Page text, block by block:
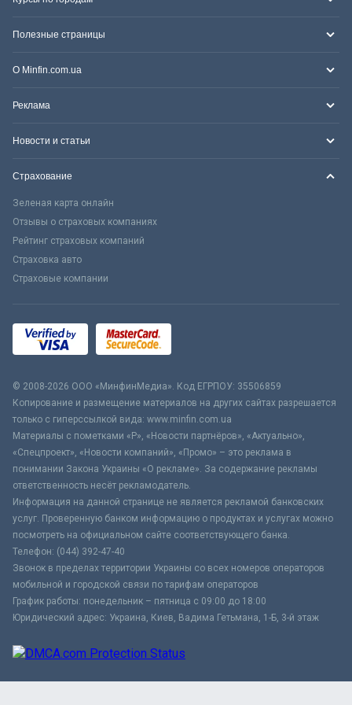
Полезные страницы
О Minfin.com.ua
Реклама
Новости и статьи
Страхование
Зеленая карта онлайн
Отзывы о страховых компаниях
Рейтинг страховых компаний
Страховка авто
Страховые компании
© 2008-2026 ООО «МинфинМедиа». Код ЕГРПОУ: 35506859
Копирование и размещение материалов на других сайтах разрешается
только с гиперссылкой вида: www.minfin.com.ua
Материалы с пометками «Р», «Новости партнёров», «Актуально»,
«Спецпроект», «Новости компаний», «Промо» – это реклама в
понимании Закона Украины «О рекламе». За содержание рекламы
ответственность несёт рекламодатель.
Информация на данной странице не является рекламой банковских
услуг. Проверенную банком информацию о продуктах и услугах можно
посмотреть на официальном сайте соответствующего банка.
Телефон: (044) 392-47-40
Звонок в пределах территории Украины со всех номеров операторов
мобильной и городской связи по тарифам операторов
График работы: понедельник – пятница с 09:00 до 18:00
Юридический адрес: Украина, Киев, Вадима Гетьмана, 1-Б, 3-й этаж